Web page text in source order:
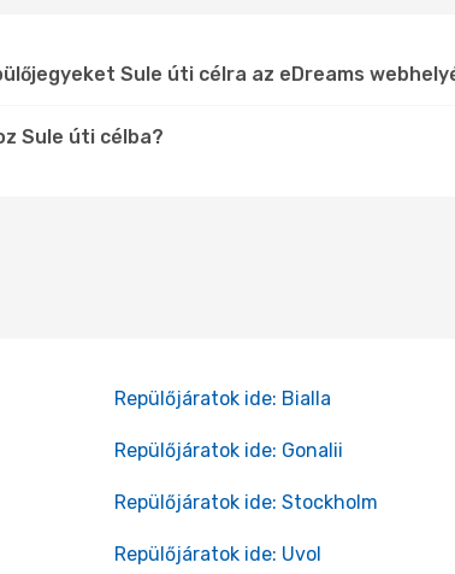
Sule úti célra az eDreams
Sule úti célba?
Repülőjáratok ide: Bialla
Repülőjáratok ide: Gonalii
Repülőjáratok ide: Stockholm
Repülőjáratok ide: Uvol